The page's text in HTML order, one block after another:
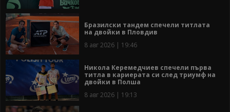
Бразилски тандем спечели титлата
на двойки в Пловдив
8 авг 2026 | 19:46
Никола Керемедчиев спечели първа
титла в кариерата си след триумф на
двойки в Полша
8 авг 2026 | 19:13